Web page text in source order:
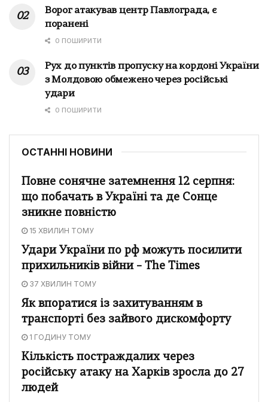
Ворог атакував центр Павлограда, є
поранені
0 ПОШИРИТИ
Рух до пунктів пропуску на кордоні України
з Молдовою обмежено через російські
удари
0 ПОШИРИТИ
ОСТАННІ НОВИНИ
Повне сонячне затемнення 12 серпня:
що побачать в Україні та де Сонце
зникне повністю
15 ХВИЛИН ТОМУ
Удари України по рф можуть посилити
прихильників війни – The Times
37 ХВИЛИН ТОМУ
Як впоратися із захитуванням в
транспорті без зайвого дискомфорту
1 ГОДИНУ ТОМУ
Кількість постраждалих через
російську атаку на Харків зросла до 27
людей